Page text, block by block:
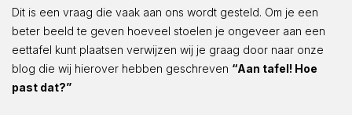
Dit is een vraag die vaak aan ons wordt gesteld. Om je een
beter beeld te geven hoeveel stoelen je ongeveer aan een
eettafel kunt plaatsen verwijzen wij je graag door naar onze
blog die wij hierover hebben geschreven “Aan tafel! Hoe
past dat?”